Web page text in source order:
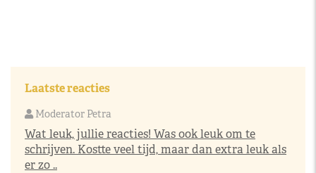
Laatste reacties
Moderator Petra
Wat leuk, jullie reacties! Was ook leuk om te
schrijven. Kostte veel tijd, maar dan extra leuk als
er zo ..